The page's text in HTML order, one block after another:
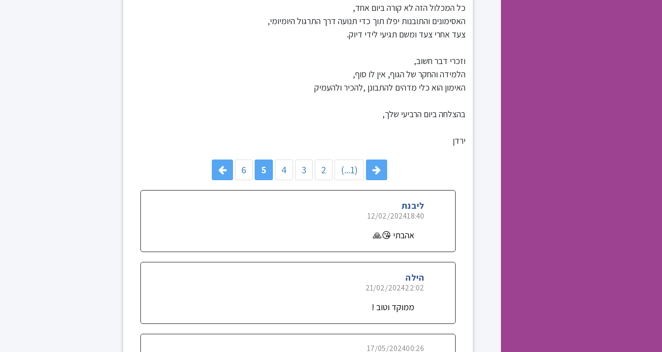
כל המכלול הזה לא קורה ביום אחד,
האסימונים והתובנות יפלו תוך כדי תנועה דרך התרגול היומיומי,
צעד אחרי צעד ומשם תגיעי לידי דיוק.
וזכרי דבר חשוב,
הלמידה והחקר של הגוף, אין לו סוף,
האימון הוא כלי מדהים להתבונן ,להכיר ולהעמיק
בהצלחה ביום הרביעי שלך,
ירדן
(1...)
2
3
4
5
6
ליבנת
18:40
12/02/2024
אהבתי 😘🙏
הילה
22:02
21/02/2024
ממוקד וטוב !
00:26
17/05/2024